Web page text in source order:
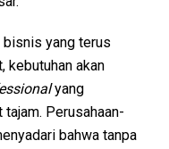
yang terus
kebutuhan akan
yang
Perusahaan-
bahwa tanpa